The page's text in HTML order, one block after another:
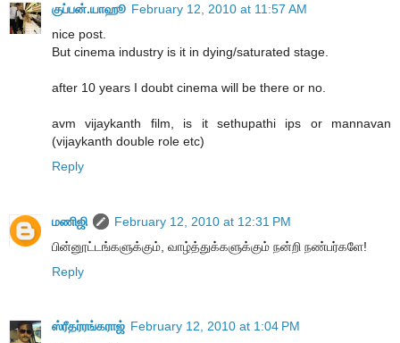
குப்பன்.யாஹூ February 12, 2010 at 11:57 AM
nice post.
But cinema industry is it in dying/saturated stage.
after 10 years I doubt cinema will be there or no.
avm vijaykanth film, is it sethupathi ips or mannavan
(vijaykanth double role etc)
Reply
மணிஜி
February 12, 2010 at 12:31 PM
பின்னூட்டங்களுக்கும், வாழ்த்துக்களுக்கும் நன்றி நண்பர்களே!
Reply
ஸ்ரீதர்ரங்கராஜ் February 12, 2010 at 1:04 PM